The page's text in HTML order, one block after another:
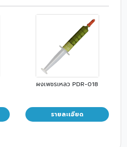
ผงเพชรเหลว PDR-018
รายละเอียด